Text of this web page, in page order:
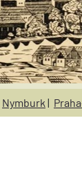
Nymburk |